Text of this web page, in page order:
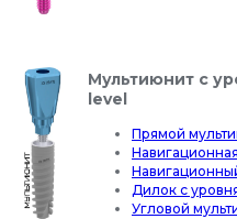
Мультиюнит с
level
Прямой
Дилок с
Угловой